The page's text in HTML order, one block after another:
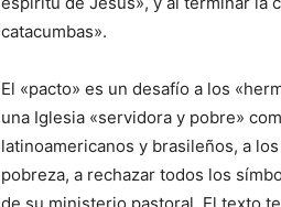
catacumbas».
El «pacto» es un desafío a los
una Iglesia «servidora y pobre»
latinoamericanos y brasileños, a
pobreza, a rechazar todos los